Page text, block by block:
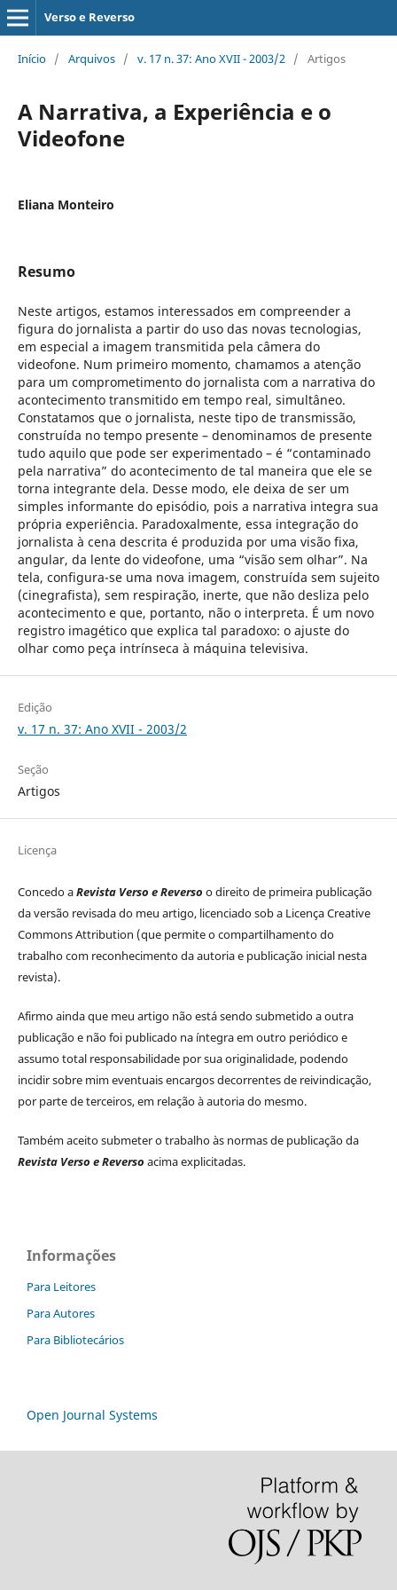
Verso e Reverso
Início / Arquivos / v. 17 n. 37: Ano XVII - 2003/2 / Artigos
A Narrativa, a Experiência e o
Videofone
Eliana Monteiro
Resumo
Neste artigos, estamos interessados em compreender a
figura do jornalista a partir do uso das novas tecnologias,
em especial a imagem transmitida pela câmera do
videofone. Num primeiro momento, chamamos a atenção
para um comprometimento do jornalista com a narrativa do
acontecimento transmitido em tempo real, simultâneo.
Constatamos que o jornalista, neste tipo de transmissão,
construída no tempo presente – denominamos de presente
tudo aquilo que pode ser experimentado – é “contaminado
pela narrativa” do acontecimento de tal maneira que ele se
torna integrante dela. Desse modo, ele deixa de ser um
simples informante do episódio, pois a narrativa integra sua
própria experiência. Paradoxalmente, essa integração do
jornalista à cena descrita é produzida por uma visão fixa,
angular, da lente do videofone, uma “visão sem olhar”. Na
tela, configura-se uma nova imagem, construída sem sujeito
(cinegrafista), sem respiração, inerte, que não desliza pelo
acontecimento e que, portanto, não o interpreta. É um novo
registro imagético que explica tal paradoxo: o ajuste do
olhar como peça intrínseca à máquina televisiva.
Edição
v. 17 n. 37: Ano XVII - 2003/2
Seção
Artigos
Licença
Concedo aRevista Verso e Reverso o direito de primeira publicação
da versão revisada do meu artigo, licenciado sob a Licença Creative
Commons Attribution (que permite o compartilhamento do
trabalho com reconhecimento da autoria e publicação inicial nesta
revista).
Afirmo ainda que meu artigo não está sendo submetido a outra
publicação e não foi publicado na íntegra em outro periódico e
assumo total responsabilidade por sua originalidade, podendo
incidir sobre mim eventuais encargos decorrentes de reivindicação,
por parte de terceiros, em relação à autoria do mesmo.
Também aceito submeter o trabalho às normas de publicação da
Revista Verso e Reverso acima explicitadas.
Informações
Para Leitores
Para Autores
Para Bibliotecários
Open Journal Systems